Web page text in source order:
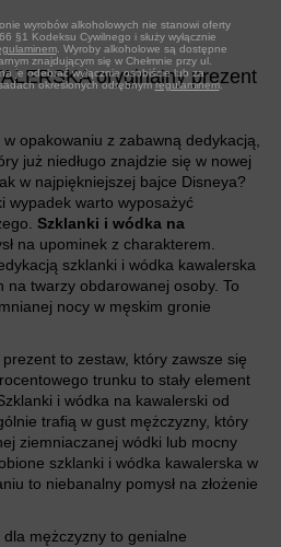
wyrobów alkoholowych nie stanowi oferty
§1 Kodeksu Cywilnego i służy wyłącznie
. Wyroby alkoholowe są dostępne
znajdującym się w Chełmnie przy ul.
je odebrać wyłącznie osobiście lub za
określonych odrębnymregulaminem.
oryginalny prezent
opakowaniu z zabawną dedykacją,
już niedługo znajdzie się w nowej
w najpiękniejszej bajce Disneya
wypadek warto wyposażyć
Szklanki i wódka na
na upominek z charakterem.
szklanki i wódka kawalerska
na twarzy obdarowanej osoby. To
nocy w męskim gronie
to zestaw, który zawsze się
trunku to stały element
i wódka na kawalerski od
trafią w gust mężczyzny, który
ziemniaczanej wódki lub mocny
szklanki i wódka kawalerska w
to niebanalny pomysł na złożenie
mężczyzny to genialne